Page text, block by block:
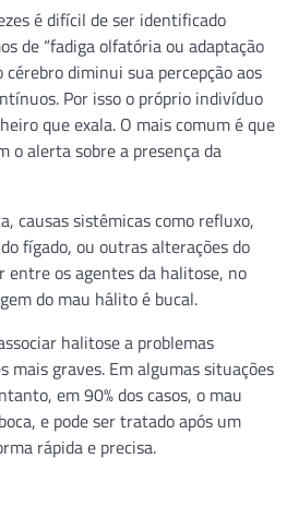
é difícil de ser identificado
de “fadiga olfatória ou adaptação
cérebro diminui sua percepção aos
Por isso o próprio indivíduo
que exala. O mais comum é que
o alerta sobre a presença da
causas sistêmicas como refluxo,
fígado, ou outras alterações do
entre os agentes da halitose, no
do mau hálito é bucal.
halitose a problemas
mais graves. Em algumas situações
em 90% dos casos, o mau
e pode ser tratado após um
rápida e precisa.